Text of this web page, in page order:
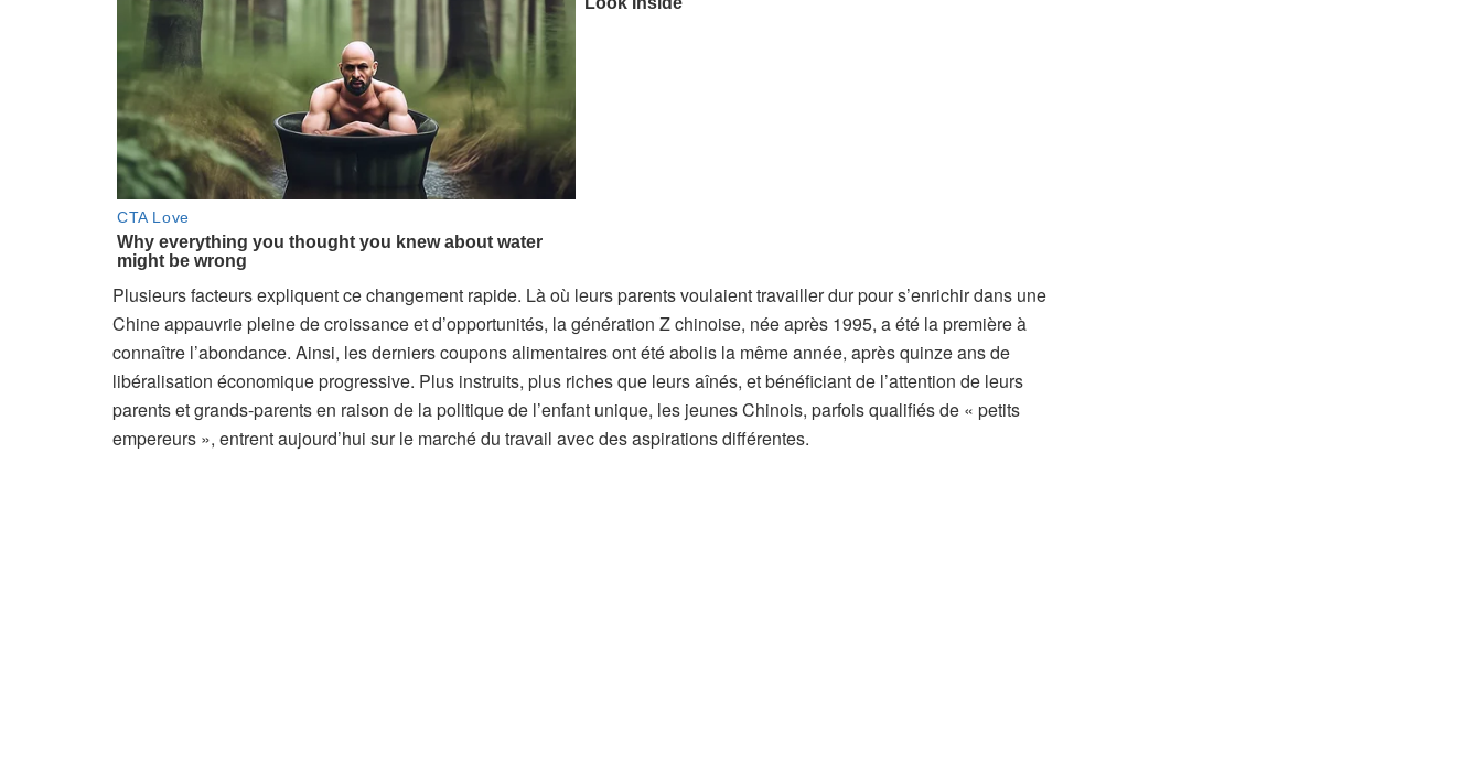
e
à
n
o
a
o
n
n
é
s
Plusieurs facteurs expliquent ce changement rapide. Là où leurs parents voulaient travailler dur pour s’enrichir dans une
Chine appauvrie pleine de croissance et d’opportunités, la génération Z chinoise, née après 1995, a été la première à
connaître l’abondance. Ainsi, les derniers coupons alimentaires ont été abolis la même année, après quinze ans de
libéralisation économique progressive. Plus instruits, plus riches que leurs aînés, et bénéficiant de l’attention de leurs
parents et grands-parents en raison de la politique de l’enfant unique, les jeunes Chinois, parfois qualifiés de « petits
empereurs », entrent aujourd’hui sur le marché du travail avec des aspirations différentes.